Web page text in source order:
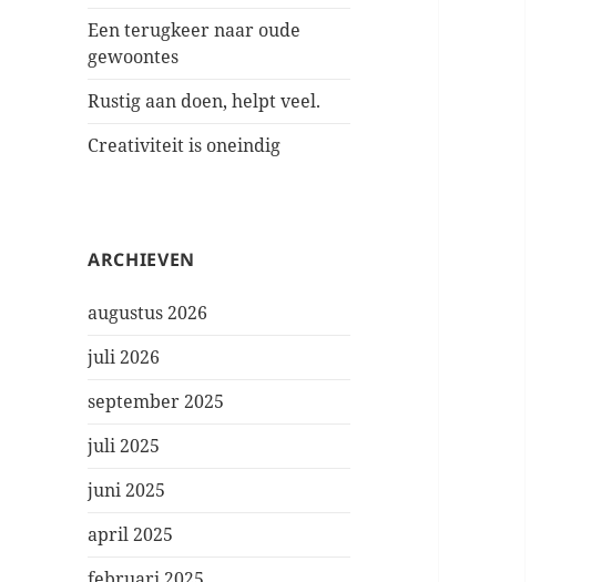
Een terugkeer naar oude
gewoontes
Rustig aan doen, helpt veel.
Creativiteit is oneindig
ARCHIEVEN
augustus 2026
juli 2026
september 2025
juli 2025
juni 2025
april 2025